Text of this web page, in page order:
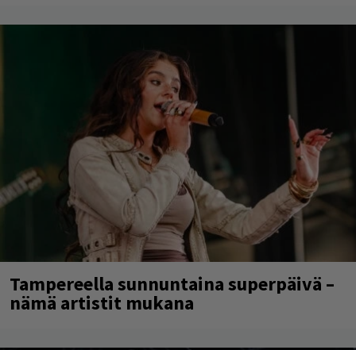
Tampereella sunnuntaina superpäivä –
nämä artistit mukana